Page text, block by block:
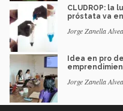
CLUDROP: la
próstata va
Jorge Zanella
Idea en pro
Jorge Zanella